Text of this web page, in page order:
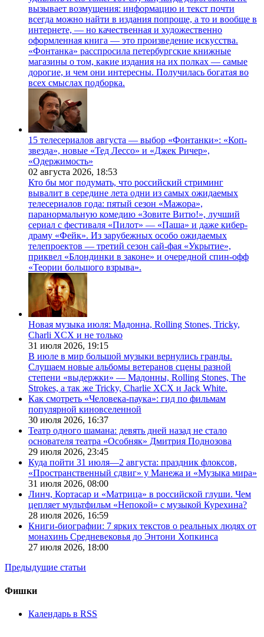
вызывает возмущения: информацию и текст почти
всегда можно найти в издания попроще, а то и вообще в
интернете, — но качественная и художественно
оформленная книга — это произведение искусства.
«Фонтанка» расспросила петербургские книжные
магазины о том, какие издания на их полках — самые
дорогие, и чем они интересны. Получилась богатая во
всех смыслах подборка.
15 телесериалов августа — выбор «Фонтанки»: «Коп-
звезда», новые «Тед Лессо» и «Джек Ричер»,
«Одержимость»
02 августа 2026, 18:53
Кто бы мог подумать, что российский стриминг
вывалит в середине лета одни из самых ожидаемых
телесериалов года: пятый сезон «Мажора»,
паранормальную комедию «Зовите Витю!», лучший
сериал с фестиваля «Пилот» — «Паша» и даже кибер-
драму «Фейк». Из зарубежных особо ожидаемых
телепроектов — третий сезон сай-фая «Укрытие»,
приквел «Блондинки в законе» и очередной спин-офф
«Теории большого взрыва».
Новая музыка июля: Мадонна, Rolling Stones, Tricky,
Charli XCX и не только
31 июля 2026, 19:15
В июле в мир большой музыки вернулись гранды.
Слушаем новые альбомы ветеранов сцены разной
степени «выдержки» — Мадонны, Rolling Stones, The
Strokes, а так же Tricky, Charlie XCX и Jack White.
Как смотреть «Человека-паука»: гид по фильмам
популярной киновселенной
30 июля 2026, 16:37
Театр одного шамана: девять дней назад не стало
основателя театра «Особняк» Дмитрия Поднозова
29 июля 2026, 23:45
Куда пойти 31 июля—2 августа: праздник флоксов,
«Пространственный сдвиг» у Манежа и «Музыка мира»
31 июля 2026, 08:00
Линч, Кортасар и «Матрица» в российской глуши. Чем
цепляет мультфильм «Непокой» с музыкой Курехина?
28 июля 2026, 16:59
Книги-биографии: 7 ярких текстов о реальных людях от
монахинь Средневековья до Энтони Хопкинса
27 июля 2026, 18:00
Предыдущие статьи
Фишки
Календарь в RSS